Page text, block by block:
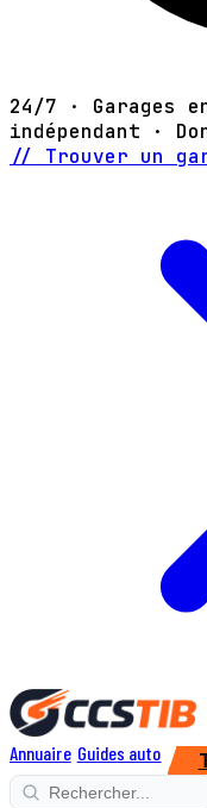
24/7 · Garages
indépendant ·
// Trouver un
Annuaire Guides auto